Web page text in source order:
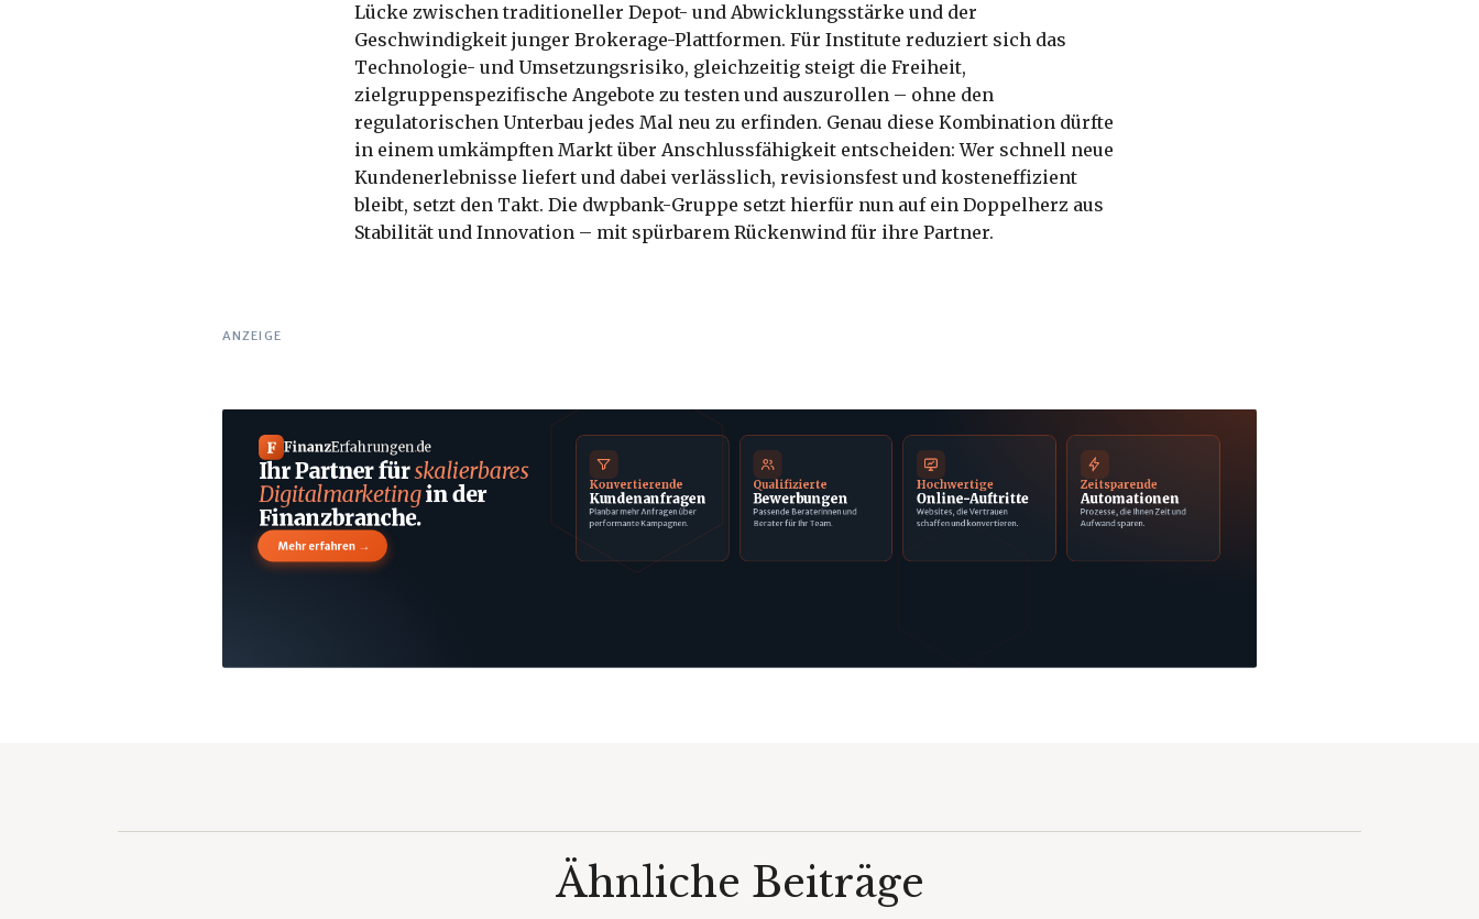
Lücke zwischen traditioneller Depot- und Abwicklungsstärke und der
Geschwindigkeit junger Brokerage-Plattformen. Für Institute reduziert sich das
Technologie- und Umsetzungsrisiko, gleichzeitig steigt die Freiheit,
zielgruppenspezifische Angebote zu testen und auszurollen – ohne den
regulatorischen Unterbau jedes Mal neu zu erfinden. Genau diese Kombination dürfte
in einem umkämpften Markt über Anschlussfähigkeit entscheiden: Wer schnell neue
Kundenerlebnisse liefert und dabei verlässlich, revisionsfest und kosteneffizient
bleibt, setzt den Takt. Die dwpbank-Gruppe setzt hierfür nun auf ein Doppelherz aus
Stabilität und Innovation – mit spürbarem Rückenwind für ihre Partner.
ANZEIGE
F FinanzErfahrungen.de
Ihr Partner fürskalierbares
Digitalmarketingin der
Finanzbranche.
Mehr erfahren →
Konvertierende
Kundenanfragen
Planbar mehr Anfragen über
performante Kampagnen.
Qualifizierte
Bewerbungen
Passende Beraterinnen und
Berater für Ihr Team.
Hochwertige
Online-Auftritte
Websites, die Vertrauen
schaffen und konvertieren.
Zeitsparende
Automationen
Prozesse, die Ihnen Zeit und
Aufwand sparen.
Ähnliche Beiträge